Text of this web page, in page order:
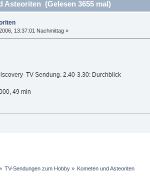
Asteoriten (Gelesen 3655 mal)
13:37:01 Nachmittag »
TV-Sendung. 2.40-3.30: Durchblick
49 min
TV-Sendungen zum Hobby» Kometen und Asteoriten